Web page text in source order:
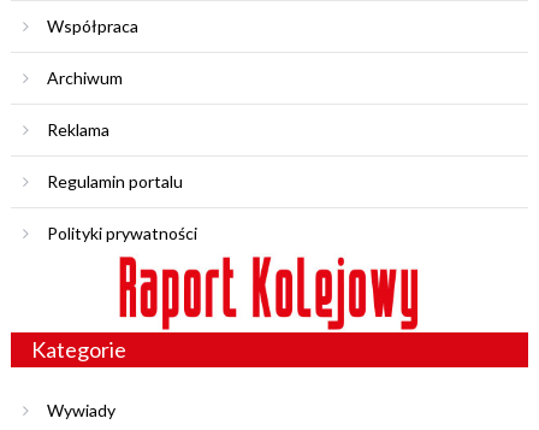
Współpraca
Archiwum
Reklama
Regulamin portalu
Polityki prywatności
Kategorie
Wywiady